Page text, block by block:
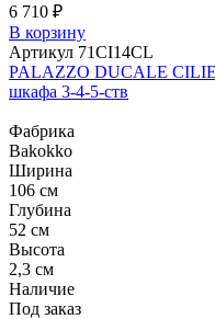
6 710 ₽
В корзину
Артикул 71CI14CL
PALAZZO DUCALE
шкафа 3-4-5-ств
Фабрика
Bakokko
Ширина
106 см
Глубина
52 см
Высота
2,3 см
Наличие
Под заказ